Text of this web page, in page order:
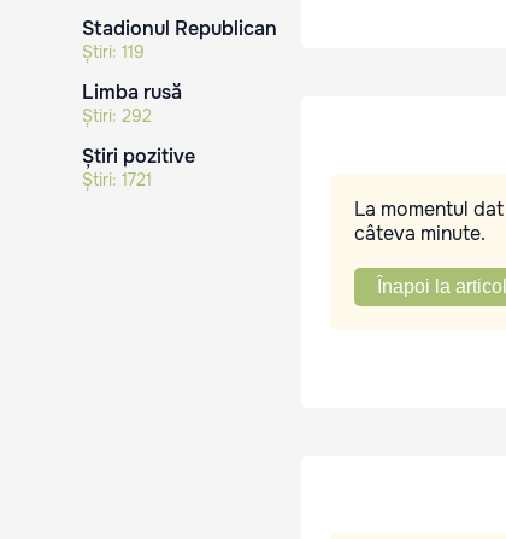
Stadionul Republican
Știri: 119
Limba rusă
Știri: 292
Știri pozitive
Știri: 1721
La momentul
câteva minute.
Înapoi la